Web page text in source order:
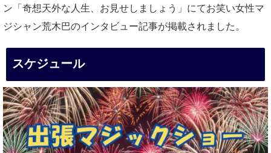
ン「奇想天外な人生、お見せしましょう」にてお笑い女性マ
ジシャン荒木巴のインタビュー記事が掲載されました。
スケジュール